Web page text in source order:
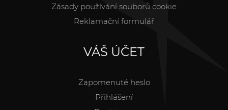
Zásady používání souborů cookie
Reklamační formulář
VÁŠ ÚČET
Zapomenuté heslo
Přihlášení